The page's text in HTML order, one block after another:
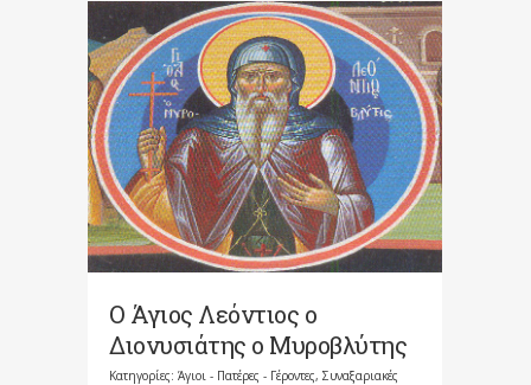
Ο Άγιος Λεόντιος ο
Διονυσιάτης ο Μυροβλύτης
Κατηγορίες: Άγιοι - Πατέρες - Γέροντες, Συναξαριακές